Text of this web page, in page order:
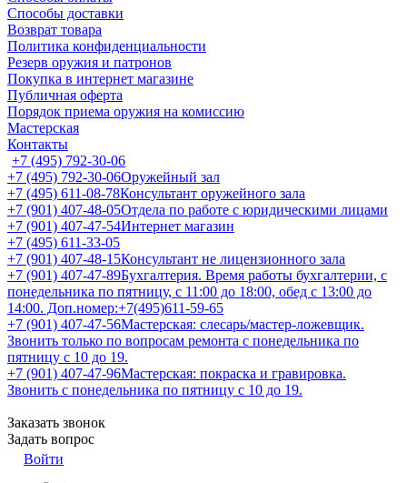
Способы доставки
Возврат товара
Политика конфиденциальности
Резерв оружия и патронов
Покупка в интернет магазине
Публичная оферта
Порядок приема оружия на комиссию
Мастерская
Контакты
+7 (495) 792-30-06
+7 (495) 792-30-06Оружейный зал
+7 (495) 611-08-78Консультант оружейного зала
+7 (901) 407-48-05Отдела по работе с юридическими лицами
+7 (901) 407-47-54Интернет магазин
+7 (495) 611-33-05
+7 (901) 407-48-15Консультант не лицензионного зала
+7 (901) 407-47-89Бухгалтерия. Время работы бухгалтерии, с
понедельника по пятницу, с 11:00 до 18:00, обед с 13:00 до
14:00. Доп.номер:+7(495)611-59-65
+7 (901) 407-47-56Мастерская: слесарь/мастер-ложевщик.
Звонить только по вопросам ремонта с понедельника по
пятницу с 10 до 19.
+7 (901) 407-47-96Мастерская: покраска и гравировка.
Звонить с понедельника по пятницу с 10 до 19.
Заказать звонок
Задать вопрос
Войти